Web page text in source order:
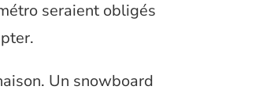
seraient obligés
Un snowboard